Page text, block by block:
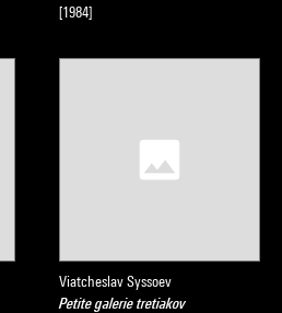
[1984]
Viatcheslav Syssoev
Petite galerie tretiakov